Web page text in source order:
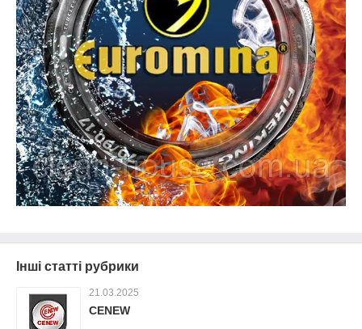
Інші статті рубрики
21.03.2025
CENEW